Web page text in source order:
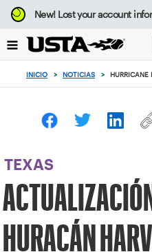
Enfoque
desde
botón
volver
principio
New!Lost your account
INICIO > NOTICIAS > HURRICANE
TEXAS
ACTUALIZACIÓN
HURACÁN